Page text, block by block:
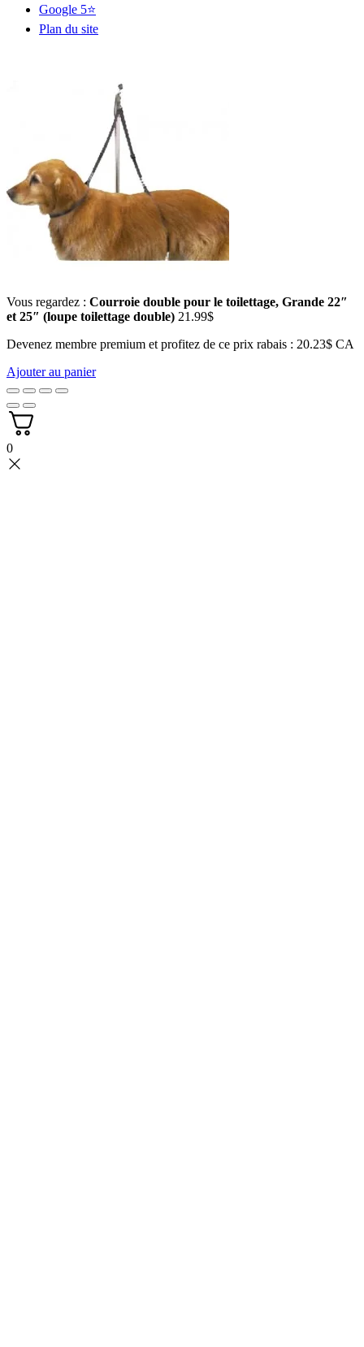
Google 5⭐
Plan du site
Vous regardez : Courroie double pour le toilettage, Grande 22″
et 25″ (loupe toilettage double) 21.99$
Devenez membre premium et profitez de ce prix rabais : 20.23$ CA
Ajouter au panier
0